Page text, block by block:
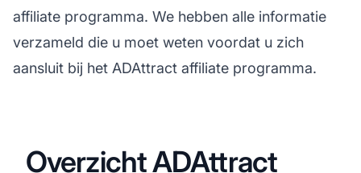
affiliate programma. We hebben alle informatie
verzameld die u moet weten voordat u zich
aansluit bij het ADAttract affiliate programma.
Overzicht ADAttract